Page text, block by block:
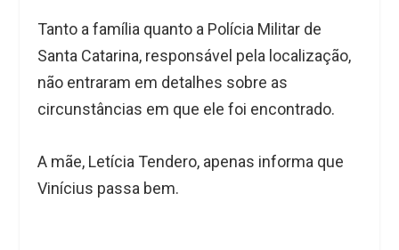
Tanto a família quanto a Polícia Militar de
Santa Catarina, responsável pela localização,
não entraram em detalhes sobre as
circunstâncias em que ele foi encontrado.
A mãe, Letícia Tendero, apenas informa que
Vinícius passa bem.